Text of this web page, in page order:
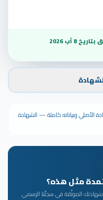
بتاريخ8 آب 2026
رقم الشهادة الأصلي وبياناته كاملة — الشهادة
مثل هذه؟
شهادتك الموثّقة في سجلّنا الرسمي